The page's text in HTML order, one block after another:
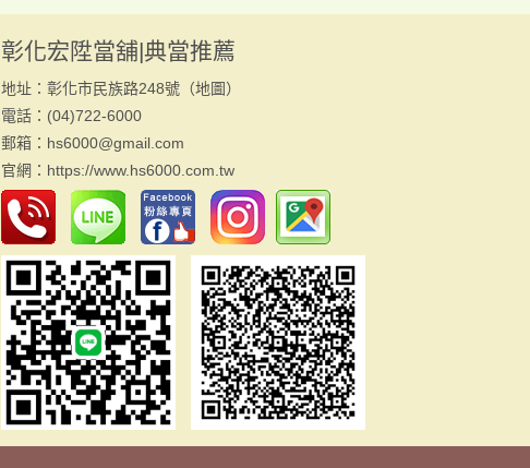
彰化宏陞當舖|典當推薦
地址：彰化市民族路248號（地圖）
電話：(04)722-6000
郵箱：hs6000@gmail.com
官網： https://www.hs6000.com.tw